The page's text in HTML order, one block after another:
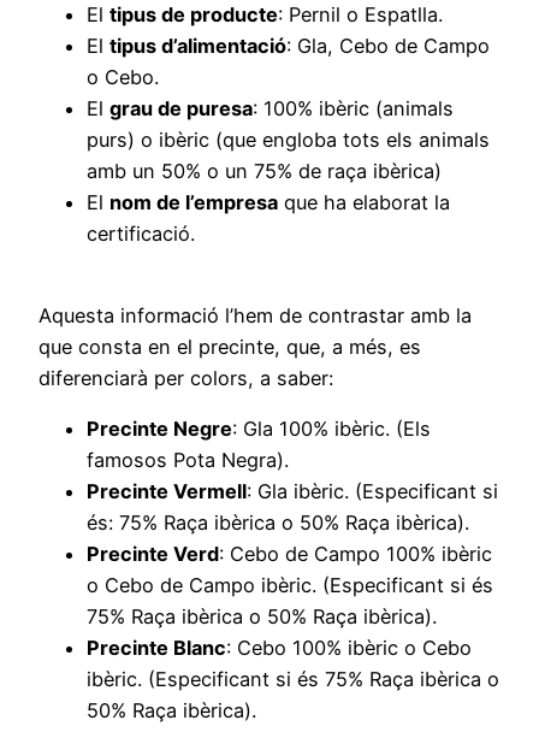
El tipus de producte: Pernil o Espatlla.
El tipus d’alimentació: Gla, Cebo de Campo
o Cebo.
El grau de puresa: 100% ibèric (animals
purs) o ibèric (que engloba tots els animals
amb un 50% o un 75% de raça ibèrica)
El nom de l’empresa que ha elaborat la
certificació.
Aquesta informació l’hem de contrastar amb la
que consta en el precinte, que, a més, es
diferenciarà per colors, a saber:
Precinte Negre: Gla 100% ibèric. (Els
famosos Pota Negra).
Precinte Vermell: Gla ibèric. (Especificant si
és: 75% Raça ibèrica o 50% Raça ibèrica).
Precinte Verd: Cebo de Campo 100% ibèric
o Cebo de Campo ibèric. (Especificant si és
75% Raça ibèrica o 50% Raça ibèrica).
Precinte Blanc: Cebo 100% ibèric o Cebo
ibèric. (Especificant si és 75% Raça ibèrica o
50% Raça ibèrica).